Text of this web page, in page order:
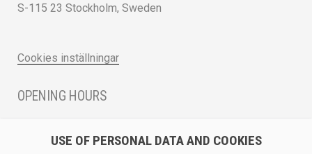
S-115 23 Stockholm, Sweden
Cookies inställningar
OPENING HOURS
Saturday 12 - 16 and by appointment
USE OF PERSONAL DATA AND COOKIES